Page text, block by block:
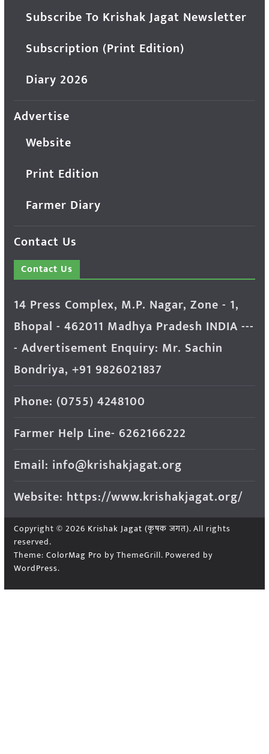
Subscribe To Krishak Jagat Newsletter
Subscription (Print Edition)
Diary 2026
Advertise
Website
Print Edition
Farmer Diary
Contact Us
Contact Us
14 Press Complex, M.P. Nagar, Zone - 1,
Bhopal - 462011 Madhya Pradesh INDIA ---
- Advertisement Enquiry: Mr. Sachin
Bondriya, +91 9826021837
Phone: (0755) 4248100
Farmer Help Line- 6262166222
Email: info@krishakjagat.org
Website: https://www.krishakjagat.org/
Copyright © 2026 Krishak Jagat (कृषक जगत). All rights
reserved.
Theme: ColorMag Pro by ThemeGrill. Powered by
WordPress.